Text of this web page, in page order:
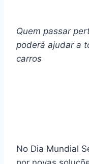
Quem passar
poderá ajudar a
carros
No Dia Mundial